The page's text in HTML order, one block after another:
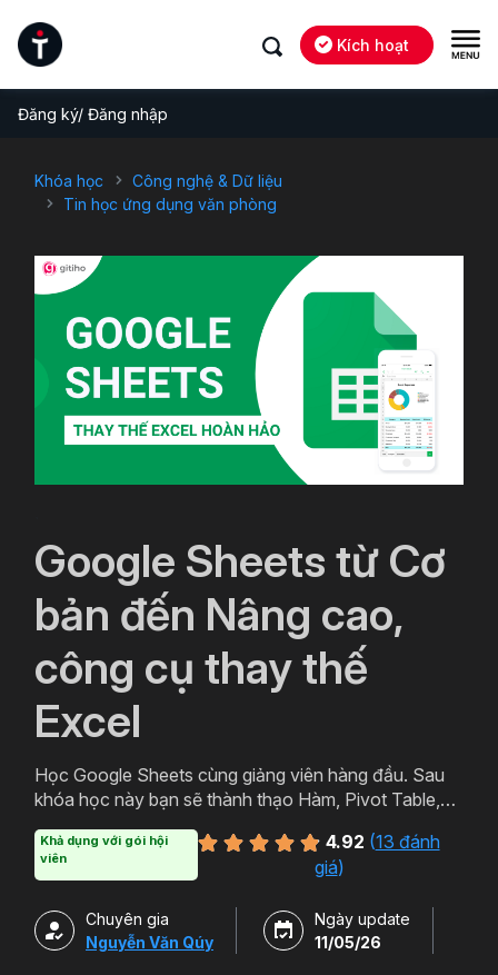
Kích hoạt
Đăng ký/ Đăng nhập
Khóa học
Công nghệ & Dữ liệu
Tin học ứng dụng văn phòng
Google Sheets từ Cơ
bản đến Nâng cao,
công cụ thay thế
Excel
Học Google Sheets cùng giảng viên hàng đầu. Sau
khóa học này bạn sẽ thành thạo Hàm, Pivot Table,
Ngoài ra bạn còn có thể học thêm Add-on và cách
sử dụng nhiều tiện ích Tuyệt vời của Google.
Khả dụng với gói hội
viên
4.92 (13 đánh
giá)
Chuyên gia
Nguyễn Văn Qúy
Ngày update
11/05/26